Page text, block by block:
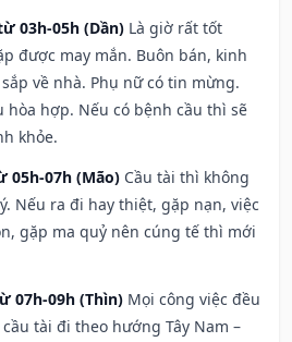
03h-05h (Dần) Là giờ rất tốt
được may mắn. Buôn bán, kinh
về nhà. Phụ nữ có tin mừng.
hòa hợp. Nếu có bệnh cầu thì sẽ
khỏe.
05h-07h (Mão) Cầu tài thì không
Nếu ra đi hay thiệt, gặp nạn, việc
gặp ma quỷ nên cúng tế thì mới
07h-09h (Thìn) Mọi công việc đều
tài đi theo hướng Tây Nam –